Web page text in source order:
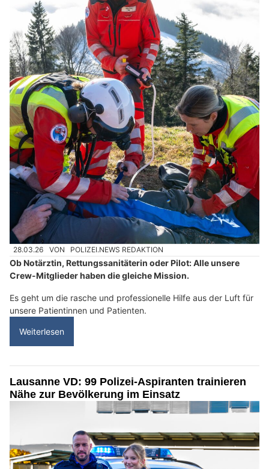
28.03.26 VON POLIZEI.NEWS REDAKTION
Ob Notärztin, Rettungssanitäterin oder Pilot: Alle unsere
Crew-Mitglieder haben die gleiche Mission.
Es geht um die rasche und professionelle Hilfe aus der Luft für
unsere Patientinnen und Patienten.
Weiterlesen
Lausanne VD: 99 Polizei-Aspiranten trainieren
Nähe zur Bevölkerung im Einsatz